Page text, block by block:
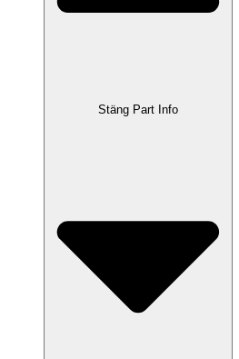
Stäng Part Info